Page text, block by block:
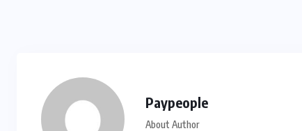
Paypeople
About Author